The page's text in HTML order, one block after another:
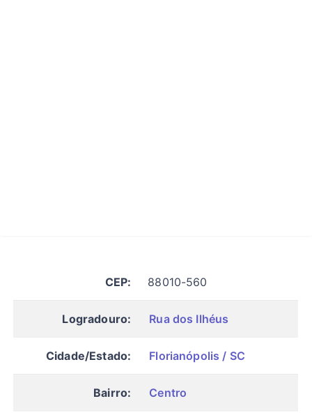
CEP: 88010-560
Logradouro: Rua dos Ilhéus
Cidade/Estado: Florianópolis / SC
Bairro: Centro